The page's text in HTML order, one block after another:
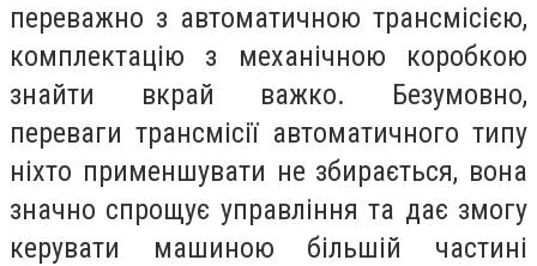
переважно з автоматичною трансмісією,
комплектацію з механічною коробкою
знайти вкрай важко. Безумовно,
переваги трансмісії автоматичного типу
ніхто применшувати не збирається, вона
значно спрощує управління та дає змогу
керувати машиною більшій частині